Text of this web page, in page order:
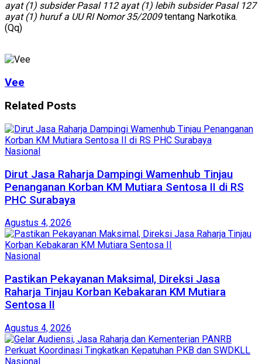
ayat (1) subsider Pasal 112 ayat (1) lebih subsider Pasal 127
ayat (1) huruf a UU RI Nomor 35/2009tentang Narkotika.
(Qq)
Vee
Related Posts
Nasional
Dirut Jasa Raharja Dampingi Wamenhub Tinjau
Penanganan Korban KM Mutiara Sentosa II di RS
PHC Surabaya
Agustus 4, 2026
Nasional
Pastikan Pekayanan Maksimal, Direksi Jasa
Raharja Tinjau Korban Kebakaran KM Mutiara
Sentosa II
Agustus 4, 2026
Nasional